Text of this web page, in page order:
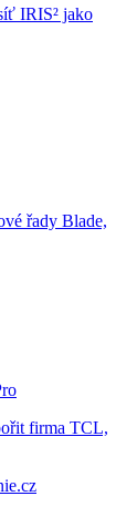
IRIS² jako
řady Blade,
firma TCL,